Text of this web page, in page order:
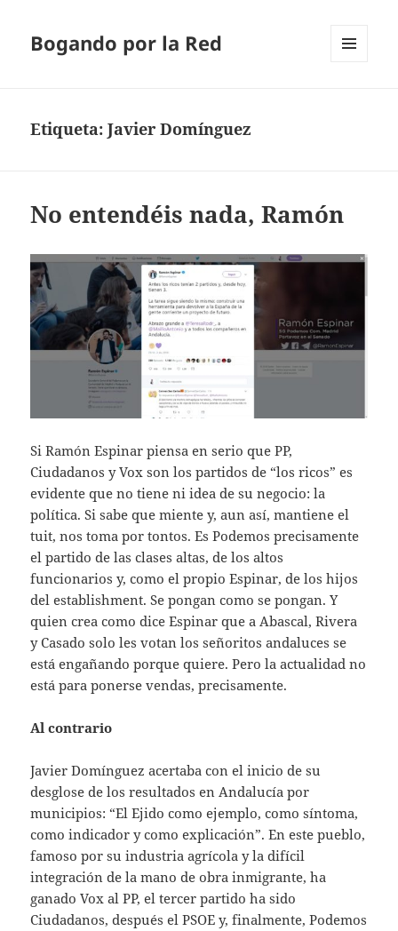
Bogando por la Red
Etiqueta:Javier Domínguez
No entendéis nada, Ramón
Si Ramón Espinar piensa en serio que PP,
Ciudadanos y Vox son los partidos de “los ricos” es
evidente que no tiene ni idea de su negocio: la
política. Si sabe que miente y, aun así, mantiene el
tuit, nos toma por tontos. Es Podemos precisamente
el partido de las clases altas, de los altos
funcionarios y, como el propio Espinar, de los hijos
del establishment. Se pongan como se pongan. Y
quien crea como dice Espinar que a Abascal, Rivera
y Casado solo les votan los señoritos andaluces se
está engañando porque quiere. Pero la actualidad no
está para ponerse vendas, precisamente.
Al contrario
Javier Domínguez acertaba con el inicio de su
desglose de los resultados en Andalucía por
municipios: “El Ejido como ejemplo, como síntoma,
como indicador y como explicación”. En este pueblo,
famoso por su industria agrícola y la difícil
integración de la mano de obra inmigrante, ha
ganado Vox al PP, el tercer partido ha sido
Ciudadanos, después el PSOE y, finalmente, Podemos